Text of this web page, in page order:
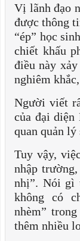
Vị lãnh đạo
được thông
“ép” học
chiết khấu
điều này
nghiêm
Người viết
của đại
quan quản lý
Tuy vậy,
nhập
nhị”. Nói gì
không có
nhèm”
thêm nhiều